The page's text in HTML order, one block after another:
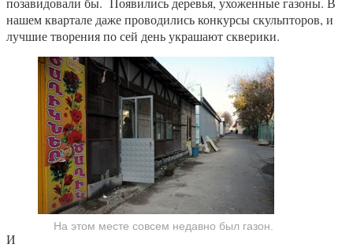
нашем квартале даже проводились конкурсы скульпторов, и
лучшие творения по сей день украшают скверики.
На этом месте совсем недавно был газон.
И